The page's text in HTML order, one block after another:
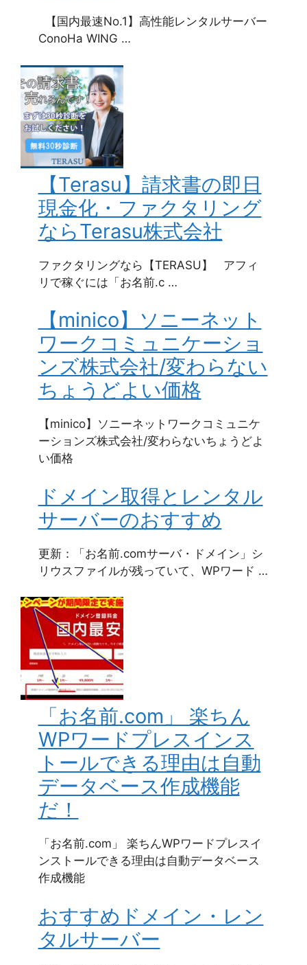
【国内最速No.1】高性能レンタルサーバー
ConoHa WING …
【Terasu】請求書の即日
現金化・ファクタリング
ならTerasu株式会社
ファクタリングなら【TERASU】 アフィ
リで稼ぐには「お名前.c …
【minico】ソニーネット
ワークコミュニケーショ
ンズ株式会社/変わらない
ちょうどよい価格
【minico】ソニーネットワークコミュニケ
ーションズ株式会社/変わらないちょうどよ
い価格
ドメイン取得とレンタル
サーバーのおすすめ
更新：「お名前.comサーバ・ドメイン」シ
リウスファイルが残っていて、WPワード …
「お名前.com」 楽ちん
WPワードプレスインス
トールできる理由は自動
データベース作成機能
だ！
「お名前.com」 楽ちんWPワードプレスイ
ンストールできる理由は自動データベース
作成機能
おすすめドメイン・レン
タルサーバー